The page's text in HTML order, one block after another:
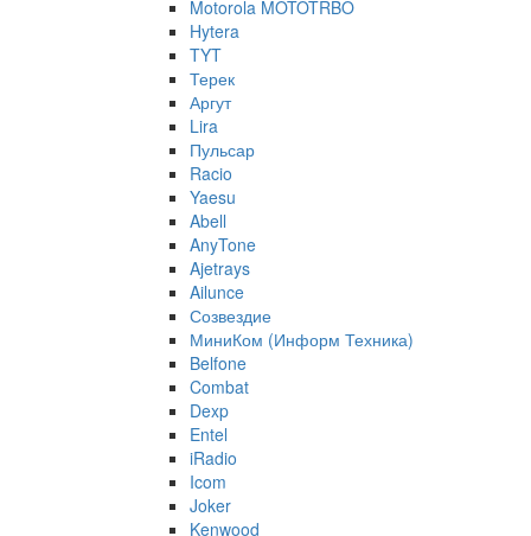
Motorola MOTOTRBO
Hytera
TYT
Терек
Аргут
Lira
Пульсар
Racio
Yaesu
Abell
AnyTone
Ajetrays
Ailunce
Созвездие
МиниКом (Информ Техника)
Belfone
Combat
Dexp
Entel
iRadio
Icom
Joker
Kenwood